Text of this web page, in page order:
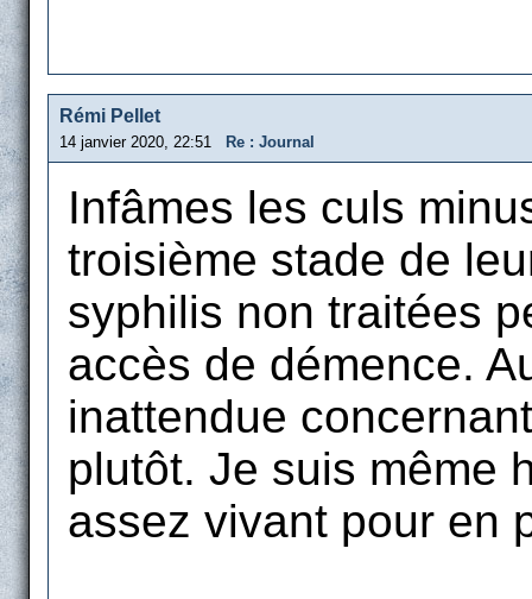
Rémi Pellet
14 janvier 2020, 22:51 Re : Journal
Infâmes les culs
troisième stade de
syphilis non traitées
accès de démence.
inattendue
plutôt. Je suis même
assez vivant pour en